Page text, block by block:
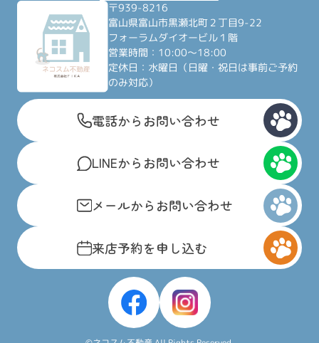
〒939-8216
富山県富山市黒瀬北町２丁目9-22
フォーラムダイオービル１階
営業時間：10:00～18:00
定休日：水曜日（日曜・祝日は事前ご予約
のみ対応）
電話からお問い合わせ
LINEからお問い合わせ
メールからお問い合わせ
来店予約を申し込む